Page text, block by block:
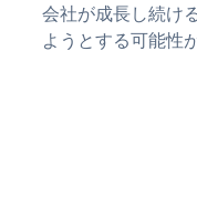
会社が成長し続け
ようとする可能性